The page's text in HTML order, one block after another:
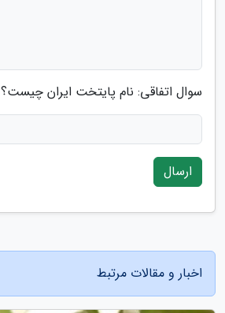
سوال اتفاقی: نام پایتخت ایران چیست؟
ارسال
اخبار و مقالات مرتبط